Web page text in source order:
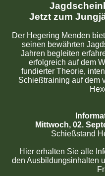
Jetzt zum
Der Hegering Menden
seinen bewährten
Jahren begleiten
erfolgreich auf dem
fundierter Theorie,
Schießtraining auf dem
Mittwoch, 02.
Schießstand
Hier erhalten Sie alle
den Ausbildungsinhalten